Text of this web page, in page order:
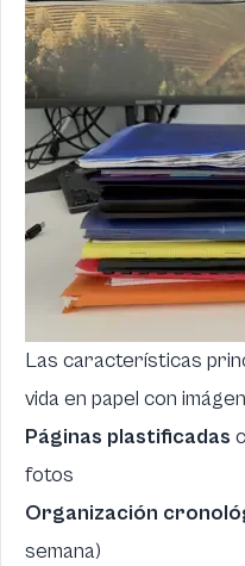
Las características
vida en papel con
Páginas plastificadas
fotos
Organización
semana)